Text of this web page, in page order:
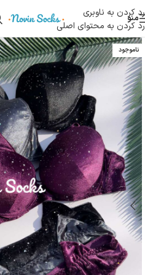
رد کردن به ناوبری
رد کردن به محتوای اصلی
منو
ناموجود